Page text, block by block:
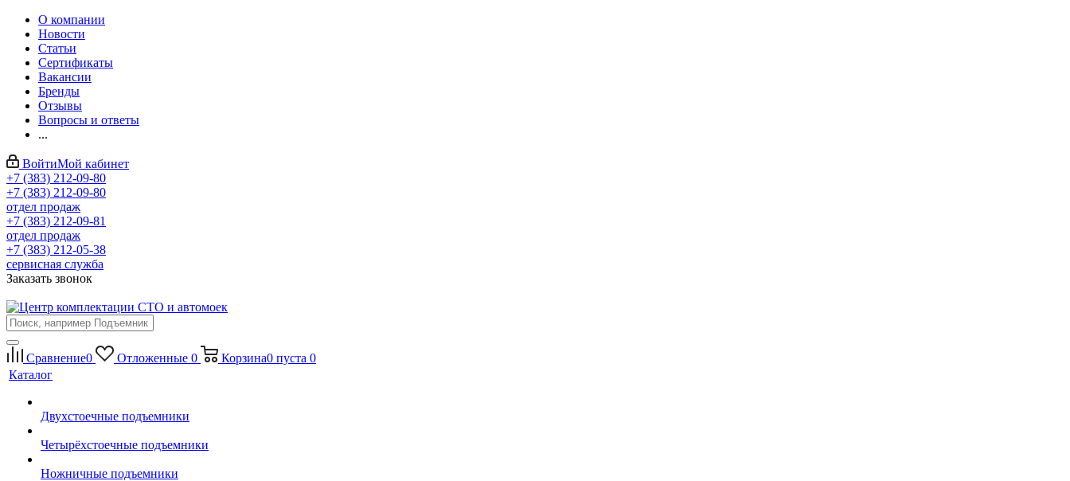
О компании
Новости
Статьи
Сертификаты
Вакансии
Бренды
Отзывы
Вопросы и ответы
...
ВойтиМой кабинет
+7 (383) 212-09-80
+7 (383) 212-09-80
отдел продаж
+7 (383) 212-09-81
отдел продаж
+7 (383) 212-05-38
сервисная служба
Заказать звонок
Сравнение0 Отложенные 0 Корзина0 пуста 0
Каталог
Двухстоечные подъемники
Четырёхстоечные подъемники
Ножничные подъемники